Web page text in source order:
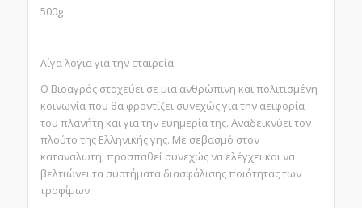
500g
Λίγα λόγια για την εταιρεία
Ο Βιοαγρός στοχεύει σε μια ανθρώπινη και πολιτισμένη
κοινωνία που θα φροντίζει συνεχώς για την αειφορία
του πλανήτη και για την ευημερία της. Αναδεικνύει τον
πλούτο της Ελληνικής γης. Με σεβασμό στον
καταναλωτή, προσπαθεί συνεχώς να ελέγχει και να
βελτιώνει τα συστήματα διασφάλισης ποιότητας των
τροφίμων.